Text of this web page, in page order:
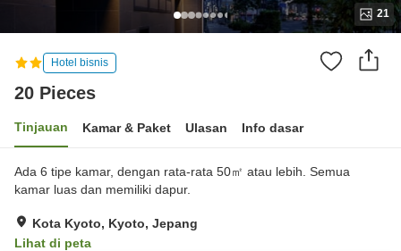
21
Hotel bisnis
20 Pieces
Tinjauan Kamar & Paket Ulasan Info dasar
Ada 6 tipe kamar, dengan rata-rata 50㎡ atau lebih. Semua
kamar luas dan memiliki dapur.
Kota Kyoto, Kyoto, Jepang
Lihat di peta